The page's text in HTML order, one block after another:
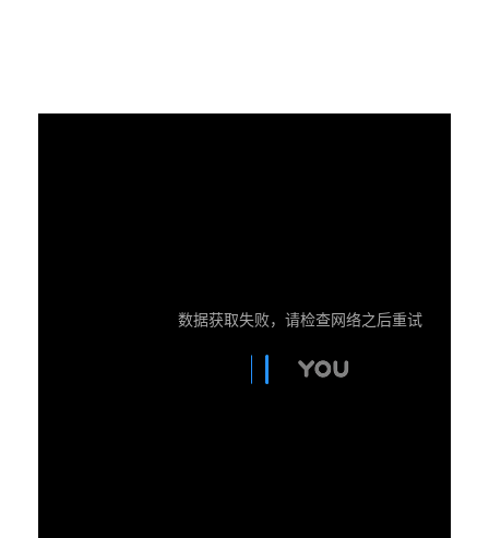
数据获取失败，请检查网络之后重试